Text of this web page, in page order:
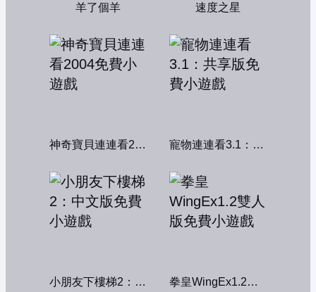
羊了個羊 速度之星
神奇寶貝連連看2004 寵物連連看3.1：共享版
小朋友下樓梯2：中文版 拳皇WingEx1.2雙人版